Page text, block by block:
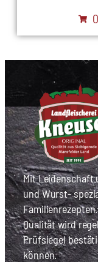
Mit Leidenschaft
und Wurst-
Qualität wird
Prüfsiegel
können.